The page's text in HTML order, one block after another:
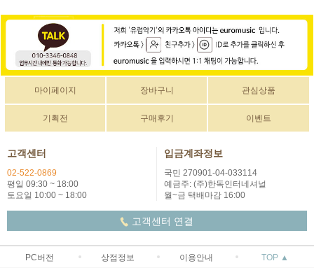
마이페이지 장바구니 관심상품
기획전 구매후기 이벤트
고객센터
02-522-0869
평일 09:30 ~ 18:00
토요일 10:00 ~ 18:00
입금계좌정보
국민 270901-04-033114
예금주: (주)한독인터네셔널
월~금 택배마감 16:00
고객센터 연결
PC버전 상점정보 이용안내 TOP ▲